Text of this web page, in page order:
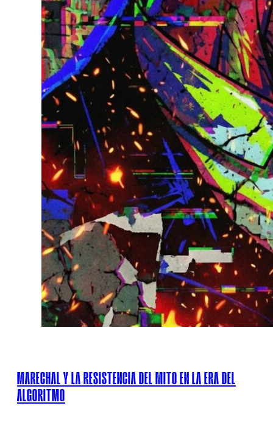
MARECHAL Y LA RESISTENCIA DEL MITO EN LA ERA DEL
ALGORITMO